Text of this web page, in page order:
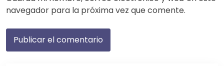
navegador para la próxima vez que comente.